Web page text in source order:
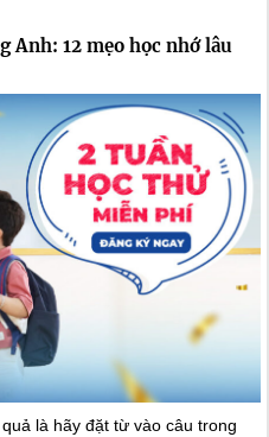
Anh: 12 mẹo học nhớ lâu
là hãy đặt từ vào câu trong